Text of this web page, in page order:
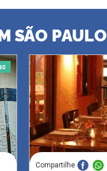
SÃO PAULO
Compartilhe